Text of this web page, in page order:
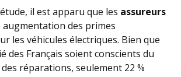
il est apparu que les assureurs
des primes
les véhicules électriques. Bien que
des Français soient conscients du
réparations, seulement 22 %